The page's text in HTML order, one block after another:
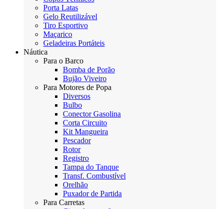
Porta Latas
Gelo Reutilizável
Tiro Esportivo
Maçarico
Geladeiras Portáteis
Náutica
Para o Barco
Bomba de Porão
Bujão Viveiro
Para Motores de Popa
Diversos
Bulbo
Conector Gasolina
Corta Circuito
Kit Mangueira
Pescador
Rotor
Registro
Tampa do Tanque
Transf. Combustível
Orelhão
Puxador de Partida
Para Carretas